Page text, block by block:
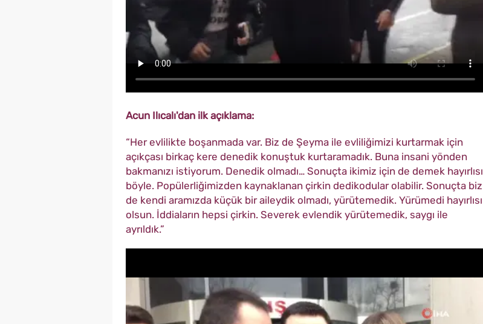
Acun Ilıcalı'dan ilk açıklama:
“Her evlilikte boşanmada var. Biz de Şeyma ile evliliğimizi kurtarmak için
açıkçası birkaç kere denedik konuştuk kurtaramadık. Buna insani yönden
bakmanızı istiyorum. Denedik olmadı… Sonuçta ikimiz için de demek hayırlısı
böyle. Popülerliğimizden kaynaklanan çirkin dedikodular olabilir. Sonuçta biz
de kendi aramızda küçük bir aileydik olmadı, yürütemedik. Yürümedi hayırlısı
olsun. İddiaların hepsi çirkin. Severek evlendik yürütemedik, saygı ile
ayrıldık.”